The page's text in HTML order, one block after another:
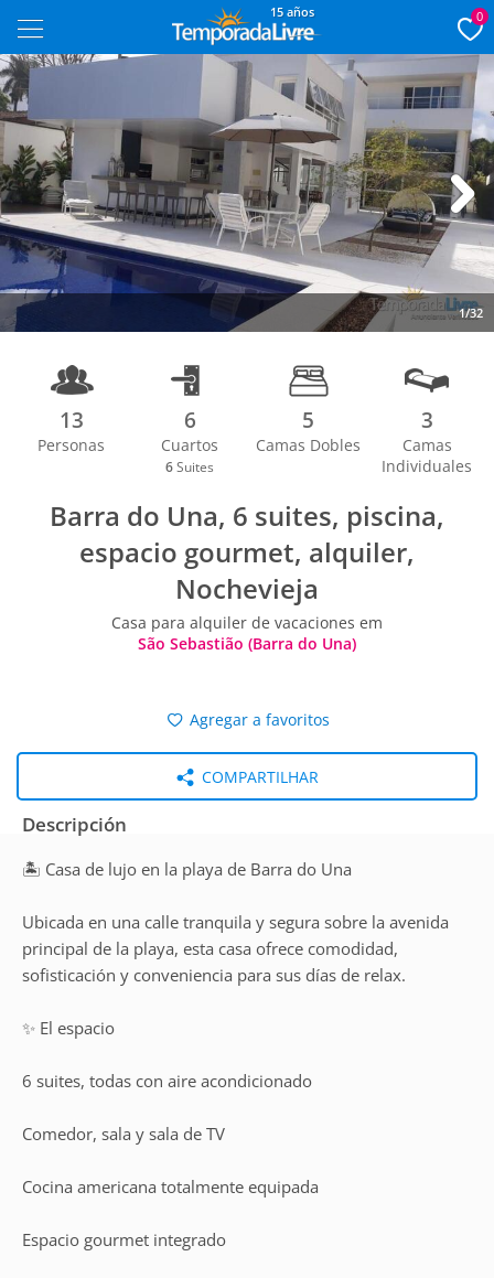
15 años 0
1/32
Next
13
Personas
6
Cuartos
6 Suites
5
Camas Dobles
3
Camas
Individuales
Barra do Una, 6 suites, piscina,
espacio gourmet, alquiler,
Nochevieja
Casa para alquiler de vacaciones em
São Sebastião (Barra do Una)
Agregar a favoritos
COMPARTILHAR
Descripción
🏝️ Casa de lujo en la playa de Barra do Una
Ubicada en una calle tranquila y segura sobre la avenida
principal de la playa, esta casa ofrece comodidad,
sofisticación y conveniencia para sus días de relax.
✨ El espacio
6 suites, todas con aire acondicionado
Comedor, sala y sala de TV
Cocina americana totalmente equipada
Espacio gourmet integrado